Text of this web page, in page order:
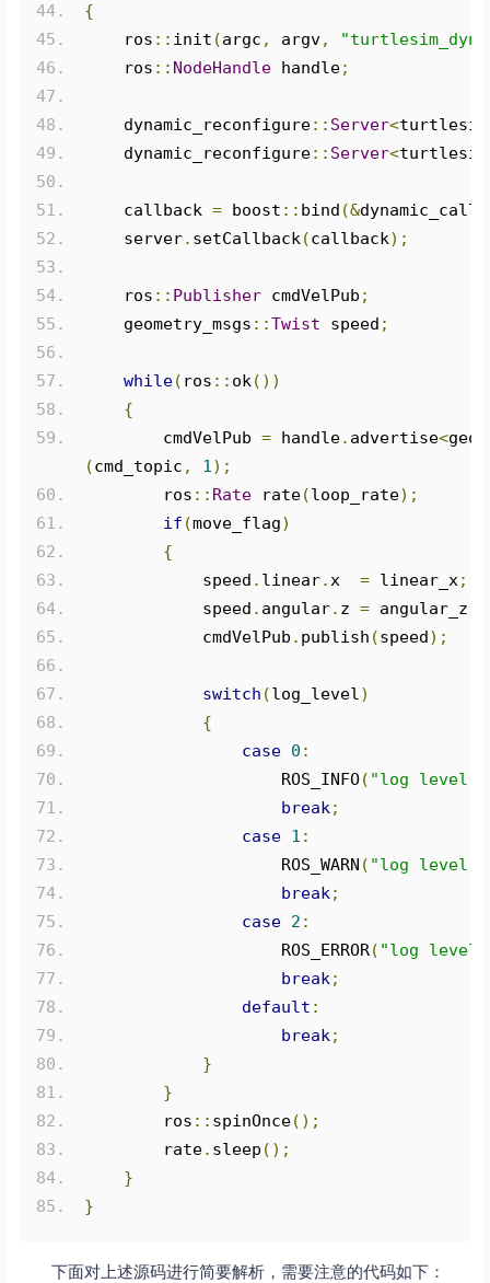
{
ros :: init (argc , argv,
ros :: NodeHandle handle;
dynamic_reconfigure:: Server<
dynamic_reconfigure:: Server<
callback = boost :: bind (&
server. setCallback(callback);
ros :: Publisher cmdVelPub ;
geometry_msgs ::Twist speed ;
while( ros :: ok())
{
cmdVelPub = handle. advertise<
(cmd_topic , 1);
ros :: Rate rate(loop_rate);
if (move_flag)
{
speed . linear.x = linear_x;
speed . angular. z = angular_z
cmdVelPub . publish (speed );
switch (log_level)
{
case 0 :
ROS_INFO( "log level:
break;
case 1 :
ROS_WARN ( "log level:
break;
case 2 :
ROS_ERROR( "log level:
break;
default :
break;
}
}
ros :: spinOnce();
rate. sleep ();
}
}
下面对上述源码进行简要解析，需要注意的代码如下：